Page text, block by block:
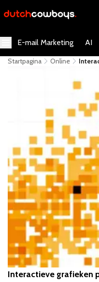
E-mail Marketing AI
Startpagina Online
Interactieve grafieken